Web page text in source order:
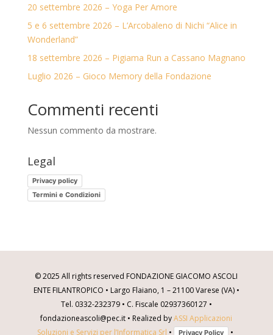
20 settembre 2026 – Yoga Per Amore
5 e 6 settembre 2026 – L’Arcobaleno di Nichi “Alice in
Wonderland”
18 settembre 2026 – Pigiama Run a Cassano Magnano
Luglio 2026 – Gioco Memory della Fondazione
Commenti recenti
Nessun commento da mostrare.
Legal
Privacy policy
Termini e Condizioni
© 2025 All rights reserved FONDAZIONE GIACOMO ASCOLI
ENTE FILANTROPICO • Largo Flaiano, 1 – 21100 Varese (VA) •
Tel. 0332-232379 • C. Fiscale 02937360127 •
fondazioneascoli@pec.it • Realized byASSI Applicazioni
Soluzioni e Servizi per l’Informatica Srl • Privacy Policy •